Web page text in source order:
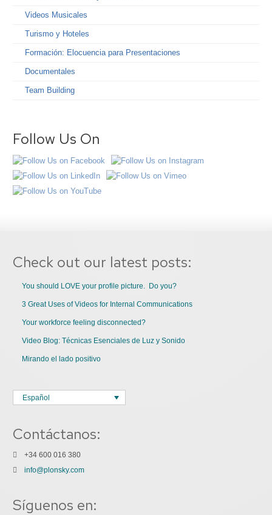
Videos Musicales
Turismo y Hoteles
Formación: Elocuencia para Presentaciones
Documentales
Team Building
Follow Us On
Check out our latest posts:
You should LOVE your profile picture. Do you?
3 Great Uses of Videos for Internal Communications
Your workforce feeling disconnected?
Video Blog: Técnicas Esenciales de Luz y Sonido
Mirando el lado positivo
Español
Contáctanos:
+34 600 016 380
info@plonsky.com
Síguenos en: